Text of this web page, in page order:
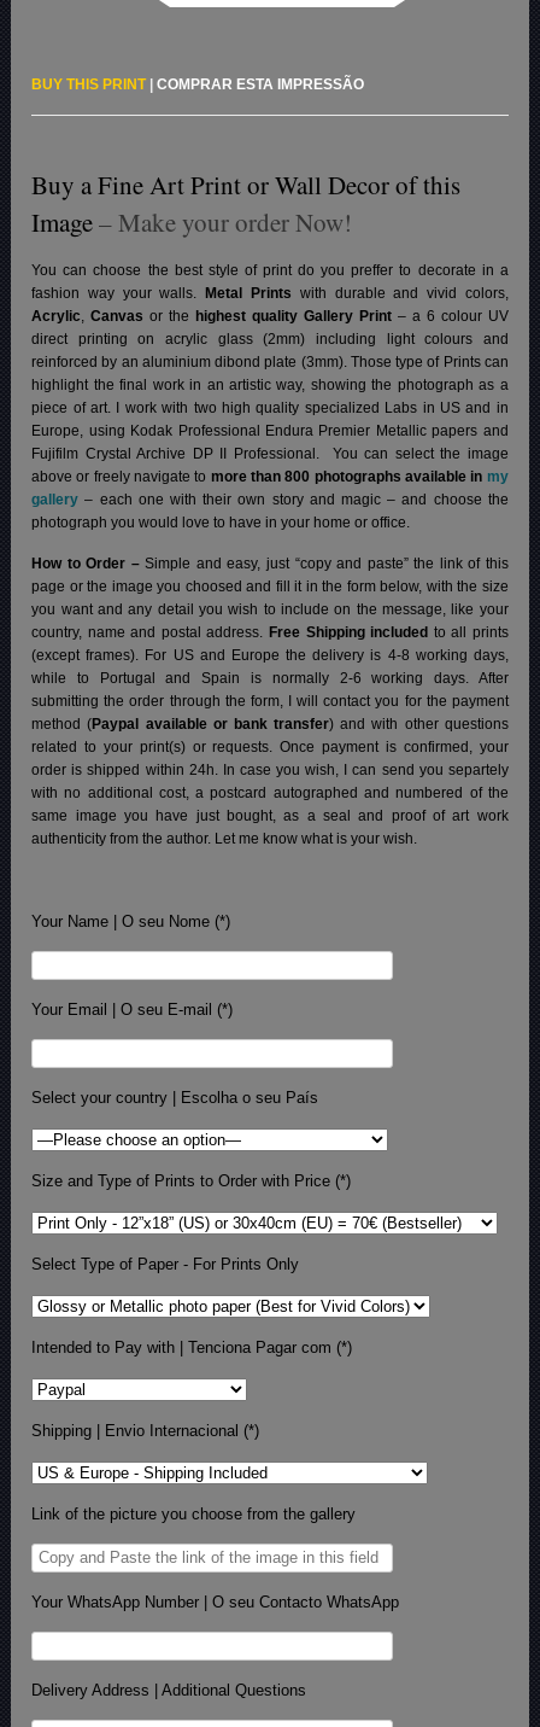
BUY THIS PRINT |COMPRAR ESTA IMPRESSÃO
Buy a Fine Art Print or Wall Decor of this
Image– Make your order Now!
You can choose the best style of print do you preffer to decorate in a
fashion way your walls.Metal Prints with durable and vivid colors,
Acrylic ,Canvas or the highest quality Gallery Print– a 6 colour UV
direct printing on acrylic glass (2mm) including light colours and
reinforced by an aluminium dibond plate (3mm). Those type of Prints can
highlight the final work in an artistic way, showing the photograph as a
piece of art. I work with two high quality specialized Labs in US and in
Europe, using Kodak Professional Endura Premier Metallic papers and
Fujifilm Crystal Archive DP II Professional. You can select the image
above or freely navigate to more than 800 photographs available in my
gallery – each one with their own story and magic – and choose the
photograph you would love to have in your home or office.
How to Order –Simple and easy, just “copy and paste” the link of this
page or the image you choosed and fill it in the form below, with the size
you want and any detail you wish to include on the message, like your
country, name and postal address. Free Shipping included to all prints
(except frames). For US and Europe the delivery is 4-8 working days,
while to Portugal and Spain is normally 2-6 working days. After
submitting the order through the form, I will contact you for the payment
method (Paypal available or bank transfer) and with other questions
related to your print(s) or requests. Once payment is confirmed, your
order is shipped within 24h. In case you wish, I can send you separtely
with no additional cost, a postcard autographed and numbered of the
same image you have just bought, as a seal and proof of art work
authenticity from the author. Let me know what is your wish.
Your Name | O seu Nome (*)
Your Email | O seu E-mail (*)
Select your country | Escolha o seu País
Size and Type of Prints to Order with Price (*)
Select Type of Paper - For Prints Only
Intended to Pay with | Tenciona Pagar com (*)
Shipping | Envio Internacional (*)
Link of the picture you choose from the gallery
Your WhatsApp Number | O seu Contacto WhatsApp
Delivery Address | Additional Questions